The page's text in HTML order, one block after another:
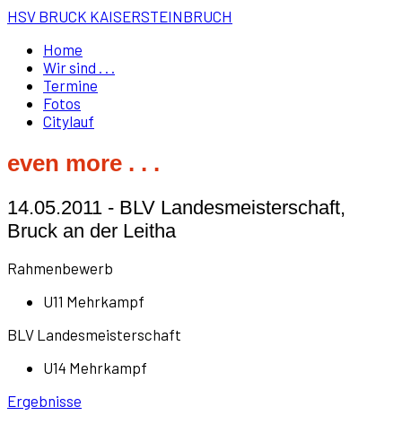
HSV BRUCK KAISERSTEINBRUCH
Home
Wir sind . . .
Termine
Fotos
Citylauf
even more . . .
14.05.2011 - BLV Landesmeisterschaft,
Bruck an der Leitha
Rahmenbewerb
U11 Mehrkampf
BLV Landesmeisterschaft
U14 Mehrkampf
Ergebnisse